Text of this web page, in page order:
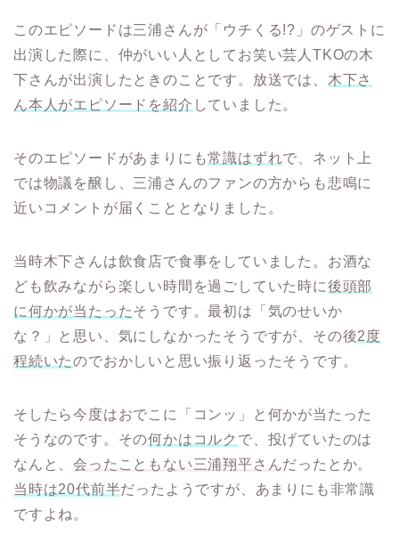
このエピソードは三浦さんが「ウチくる!?」のゲストに
出演した際に、仲がいい人としてお笑い芸人TKOの木
下さんが出演したときのことです。放送では、 木下さ
ん本人がエピソードを紹介 していました。
そのエピソードがあまりにも常識はずれで、ネット上
では物議を醸し、三浦さんのファンの方からも悲鳴に
近いコメントが届くこととなりました。
当時木下さんは飲食店で食事をしていました。お酒な
ども飲みながら楽しい時間を過ごしていた時に後頭部
に何かが当たったそうです。最初は「気のせいか
な？」と思い、気にしなかったそうですが、その後2度
程続いたのでおかしいと思い振り返ったそうです。
そしたら今度はおでこに「コンッ」と何かが当たった
そうなのです。その何かはコルク で、投げていたのは
なんと、会ったこともない三浦翔平さんだったとか。
当時は20代前半だったようですが、あまりにも非常識
ですよね。